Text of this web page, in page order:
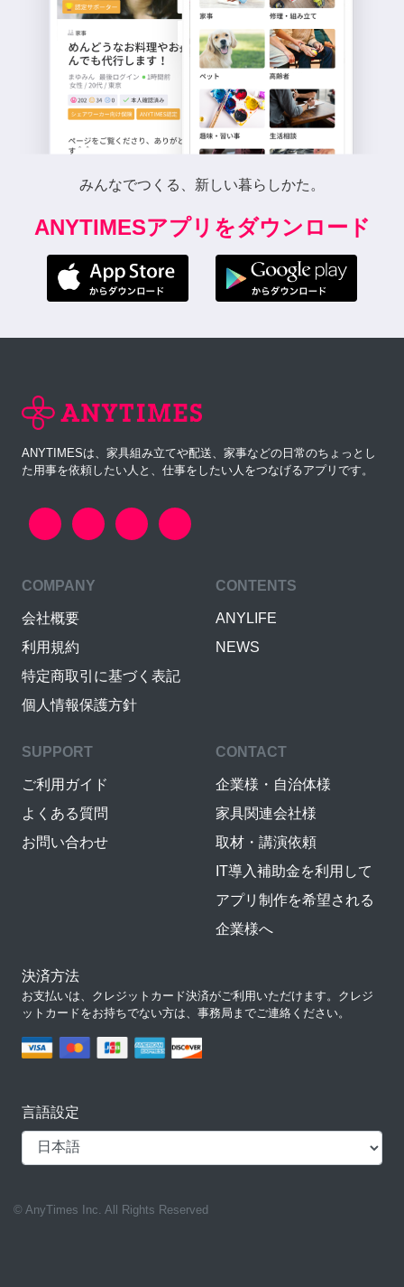
みんなでつくる、新しい暮らしかた。
ANYTIMESアプリをダウンロード
ANYTIMESは、家具組み立てや配送、家事などの日常のちょっとし
た用事を依頼したい人と、仕事をしたい人をつなげるアプリです。
COMPANY
会社概要
利用規約
特定商取引に基づく表記
個人情報保護方針
CONTENTS
ANYLIFE
NEWS
SUPPORT
ご利用ガイド
よくある質問
お問い合わせ
CONTACT
企業様・自治体様
家具関連会社様
取材・講演依頼
IT導入補助金を利用して
アプリ制作を希望される
企業様へ
決済方法
お支払いは、クレジットカード決済がご利用いただけます。クレジ
ットカードをお持ちでない方は、事務局までご連絡ください。
言語設定
© AnyTimes Inc. All Rights Reserved